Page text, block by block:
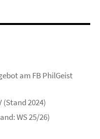
am FB PhilGeist
(Stand 2024)
WS 25/26)